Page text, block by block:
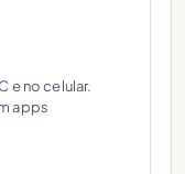
e no celular.
apps